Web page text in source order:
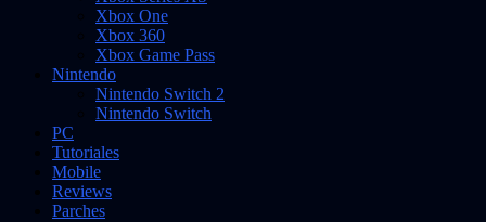
Xbox One
Xbox 360
Xbox Game Pass
Nintendo
Nintendo Switch 2
Nintendo Switch
PC
Tutoriales
Mobile
Reviews
Parches